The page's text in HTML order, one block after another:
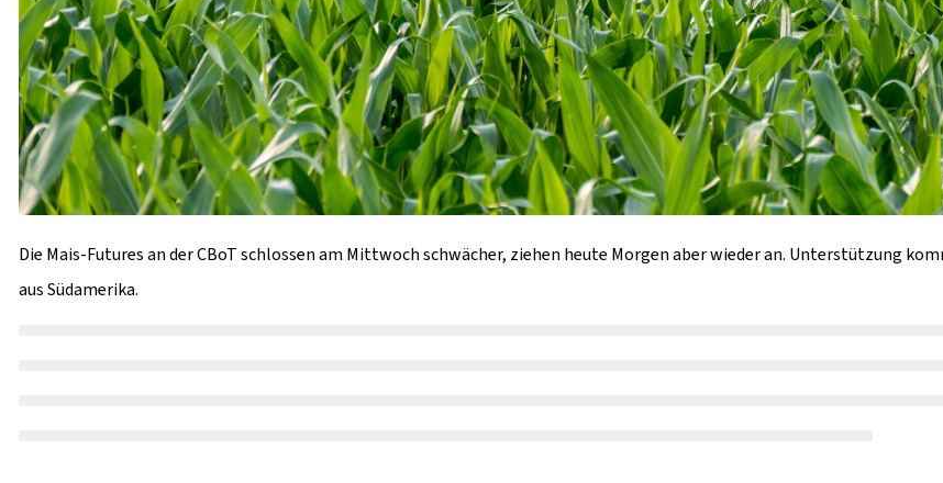
Die Mais-Futures an der CBoT schlossen am Mittwoch schwächer, ziehen heute Morgen aber wieder an. Unterstützung
aus Südamerika.